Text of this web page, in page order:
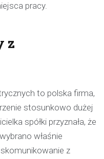
pracy.
z
to polska firma,
stosunkowo dużej
spółki przyznała, że
właśnie
z